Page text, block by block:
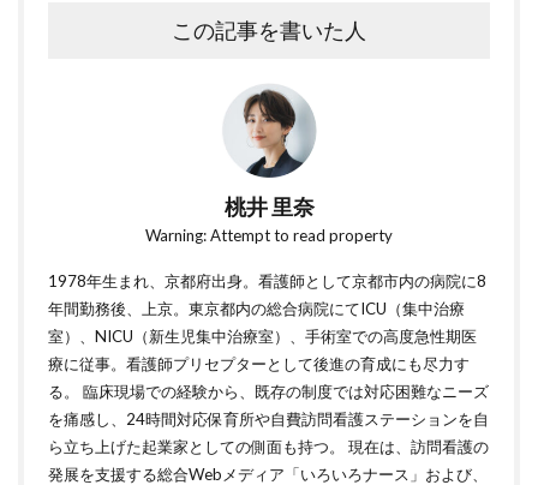
この記事を書いた人
桃井 里奈
Warning: Attempt to read property
1978年生まれ、京都府出身。看護師として京都市内の病院に8
年間勤務後、上京。東京都内の総合病院にてICU（集中治療
室）、NICU（新生児集中治療室）、手術室での高度急性期医
療に従事。看護師プリセプターとして後進の育成にも尽力す
る。 臨床現場での経験から、既存の制度では対応困難なニーズ
を痛感し、24時間対応保育所や自費訪問看護ステーションを自
ら立ち上げた起業家としての側面も持つ。 現在は、訪問看護の
発展を支援する総合Webメディア「いろいろナース」および、